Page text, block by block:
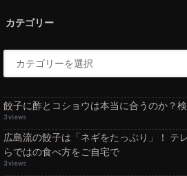
カテゴリー
餃子に酢とコショウは本当に合うのか？
3 views
広島流の餃子は「ネギをたっぷり」！ テ
らではの食べ方をご自宅で
3 views